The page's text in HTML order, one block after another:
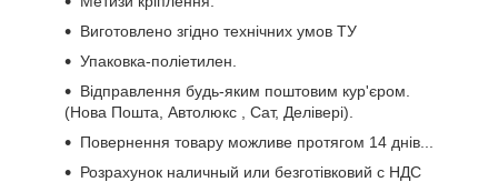
Виготовлено згідно технічних умов ТУ
Упаковка-поліетилен.
Відправлення будь-яким поштовим кур'єром.
(Нова Пошта, Автолюкс , Сат, Делівері).
Повернення товару можливе протягом 14 днів...
Розрахунок наличный или безготівковий с НДС